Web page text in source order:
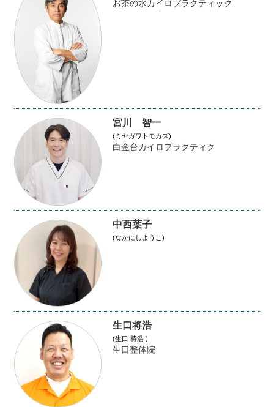
お茶の水カイロプラクティック
宮川 智一
(ミヤガワトモカズ)
白金台カイロプラクティク
中西葉子
(なかにしようこ)
生口将浩
(生口 将浩 )
生口整体院